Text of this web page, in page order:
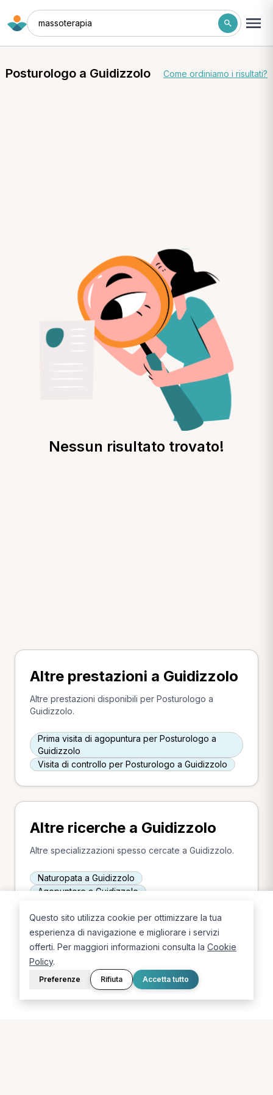
massoterapia
Posturologo a Guidizzolo Come ordiniamo i risultati?
Nessun risultato trovato!
Altre prestazioni a Guidizzolo
Altre prestazioni disponibili per Posturologo a
Guidizzolo.
Prima visita di agopuntura per Posturologo a
Guidizzolo
Visita di controllo per Posturologo a Guidizzolo
Altre ricerche a Guidizzolo
Altre specializzazioni spesso cercate a Guidizzolo.
Naturopata a Guidizzolo
Agopuntore a Guidizzolo
La piattaforma per trovare il terapista giusto, vicino a te.
Questo sito utilizza cookie per ottimizzare la tua
esperienza di navigazione e migliorare i servizi
offerti. Per maggiori informazioni consulta la Cookie
Policy.
Preferenze Rifiuta Accetta tutto